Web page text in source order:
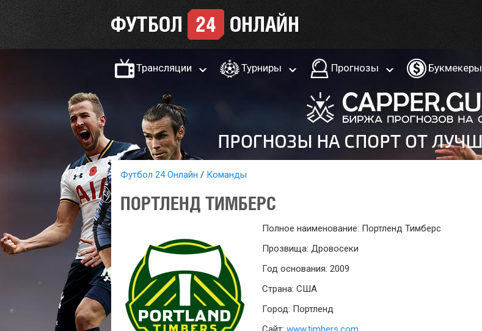
Трансляции Турниры Прогнозы Букмекеры
Футбол 24 Онлайн Команды
ПОРТЛЕНД ТИМБЕРС
Полное наименование: Портленд Тимберс
Прозвища: Дровосеки
Год основания: 2009
Страна: США
Город: Портленд